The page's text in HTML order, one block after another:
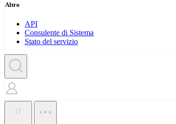
Altro
API
Consulente di Sistema
Stato del servizio
IT